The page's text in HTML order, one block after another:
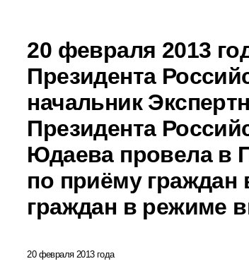
20 февраля 2013
Президента
начальник
Президента
Юдаева провела в
по приёму
граждан в режиме
20 февраля 2013 года